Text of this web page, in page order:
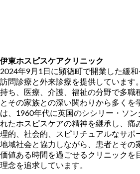
伊東ホスピスケアクリニック
2024年9月1日に顕徳町で開業した緩和
訪問診療と外来診療を提供しています
持ち、医療、介護、福祉の分野で多職
とその家族との深い関わりから多くを
は、1960年代に英国のシシリー・ソン
れたホスピスケアの精神を継承し、痛
理的、社会的、スピリチュアルなサポ
地域社会と協力しながら、患者とその
価値ある時間を過ごせるクリニックを
理念を追求しています。